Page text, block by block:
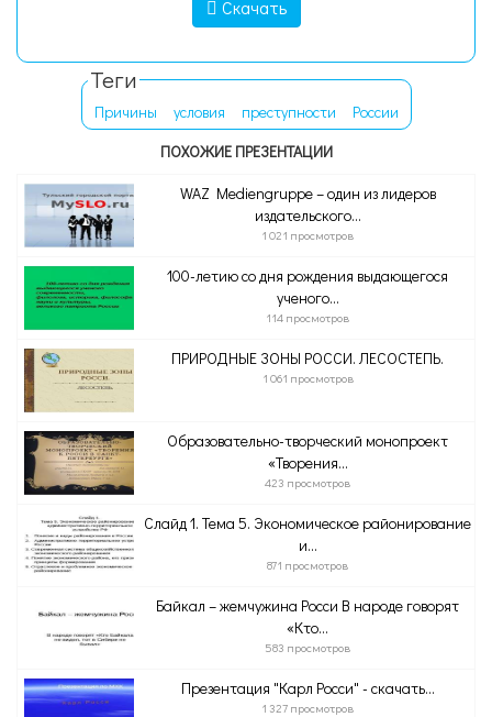
Скачать
Теги
Причины условия преступности
России
ПОХОЖИЕ ПРЕЗЕНТАЦИИ
WAZ Mediengruppe – один из лидеров
издательского...
1 021 просмотров
100-летию со дня рождения выдающегося
ученого...
114 просмотров
ПРИРОДНЫЕ ЗОНЫ РОССИ. ЛЕСОСТЕПЬ.
1 061 просмотров
Образовательно-творческий монопроект
«Творения...
423 просмотров
Слайд 1. Тема 5. Экономическое районирование
и...
871 просмотров
Байкал – жемчужина Росси В народе говорят
«Кто...
583 просмотров
Презентация "Карл Росси" - скачать...
1 327 просмотров